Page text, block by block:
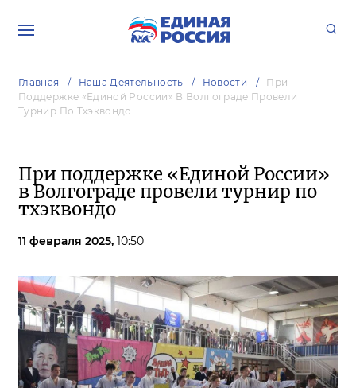
Главная Наша Деятельность Новости
При
Поддержке «Единой России» В Волгограде Провели
Турнир По Тхэквондо
При поддержке «Единой России»
в Волгограде провели турнир по
тхэквондо
11 февраля 2025, 10:50